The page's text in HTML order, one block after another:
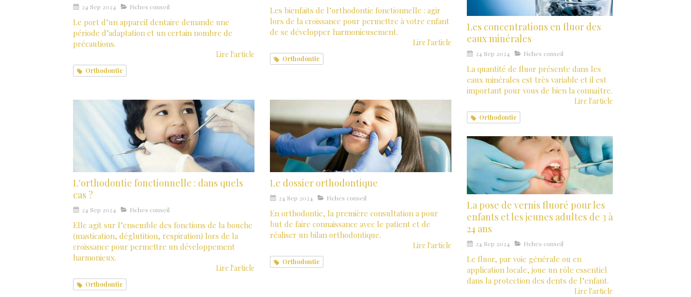
24 Sep 2024 Fiches conseil
Le port d’un appareil dentaire demande une
période d’adaptation et un certain nombre de
précautions.
Lire l'article
Orthodontie
Les bienfaits de l’orthodontie fonctionnelle : agir
lors de la croissance pour permettre à votre enfant
de se développer harmonieusement.
Lire l'article
Orthodontie
L'orthodontie fonctionnelle : dans quels
cas ?
24 Sep 2024 Fiches conseil
Elle agit sur l’ensemble des fonctions de la bouche
(mastication, déglutition, respiration) lors de la
croissance pour permettre un développement
harmonieux.
Lire l'article
Orthodontie
Le dossier orthodontique
24 Sep 2024 Fiches conseil
En orthodontie, la première consultation a pour
but de faire connaissance avec le patient et de
réaliser un bilan orthodontique.
Lire l'article
Orthodontie
Les concentrations en fluor des
eaux minérales
24 Sep 2024 Fiches conseil
La quantité de fluor présente dans les
eaux minérales est très variable et il est
important pour vous de bien la connaître.
Lire l'article
Orthodontie
La pose de vernis fluoré pour les
enfants et les jeunes adultes de 3 à
24 ans
24 Sep 2024 Fiches conseil
Le fluor, par voie générale ou en
application locale, joue un rôle essentiel
dans la protection des dents de l’enfant.
Lire l'article